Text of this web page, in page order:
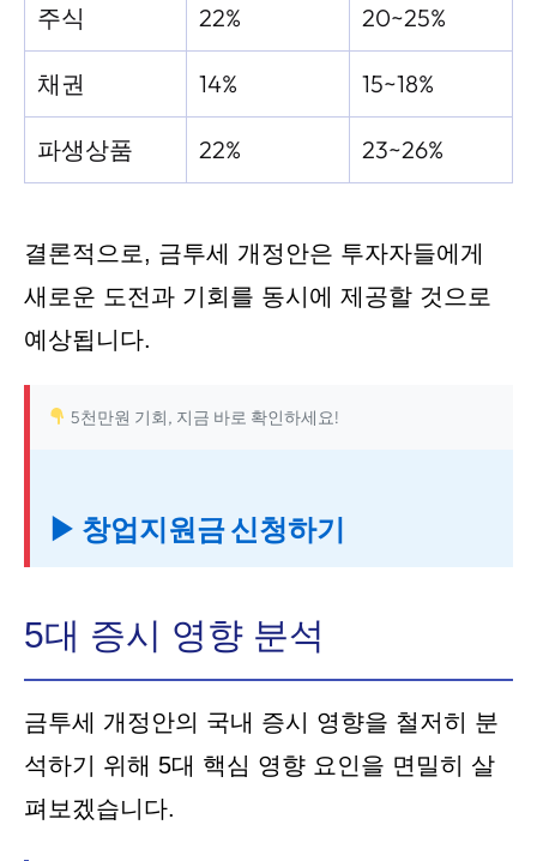
주식 22% 20~25%
채권 14% 15~18%
파생상품 22% 23~26%
결론적으로, 금투세 개정안은 투자자들에게
새로운 도전과 기회를 동시에 제공할 것으로
예상됩니다.
5천만원 기회, 지금 바로 확인하세요!
▶ 창업지원금 신청하기
5대 증시 영향 분석
금투세 개정안의 국내 증시 영향을 철저히 분
석하기 위해 5대 핵심 영향 요인을 면밀히 살
펴보겠습니다.